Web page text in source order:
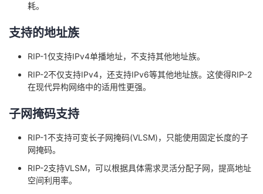
耗。
支持的地址族
RIP-1仅支持IPv4单播地址，不支持其他地址族。
RIP-2不仅支持IPv4，还支持IPv6等其他地址族。这使得RIP-2
在现代异构网络中的适用性更强。
子网掩码支持
RIP-1不支持可变长子网掩码(VLSM)，只能使用固定长度的子
网掩码。
RIP-2支持VLSM，可以根据具体需求灵活分配子网，提高地址
空间利用率。